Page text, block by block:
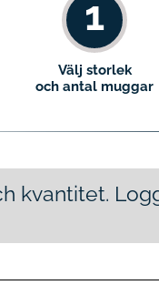
1
Välj storlek
och antal muggar
kvantitet.